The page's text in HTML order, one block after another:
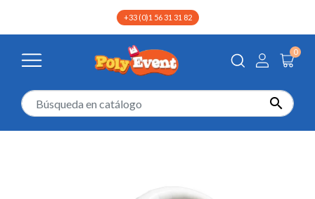
+33 (0)1 56 31 31 82

0
Inicio Hinchables Air Dome